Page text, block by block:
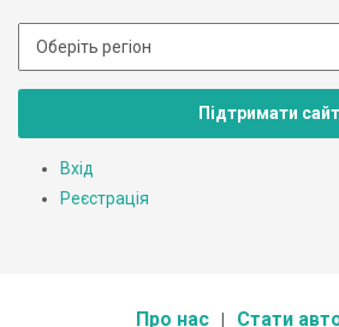
Підтримати сайт
Вхід
Реєстрація
Про нас Стати